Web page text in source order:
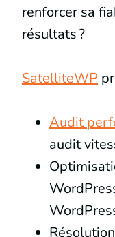
renforcer sa
résultats ?
SatelliteWP
Audit
audit